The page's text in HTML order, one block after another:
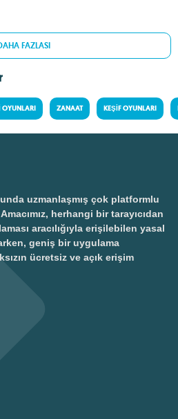
FAZLASI
ZANAAT KEŞIF OYUNLARI
uzmanlaşmış çok platformlu
herhangi bir tarayıcıdan
aracılığıyla erişilebilen yasal
geniş bir uygulama
ücretsiz ve açık erişim